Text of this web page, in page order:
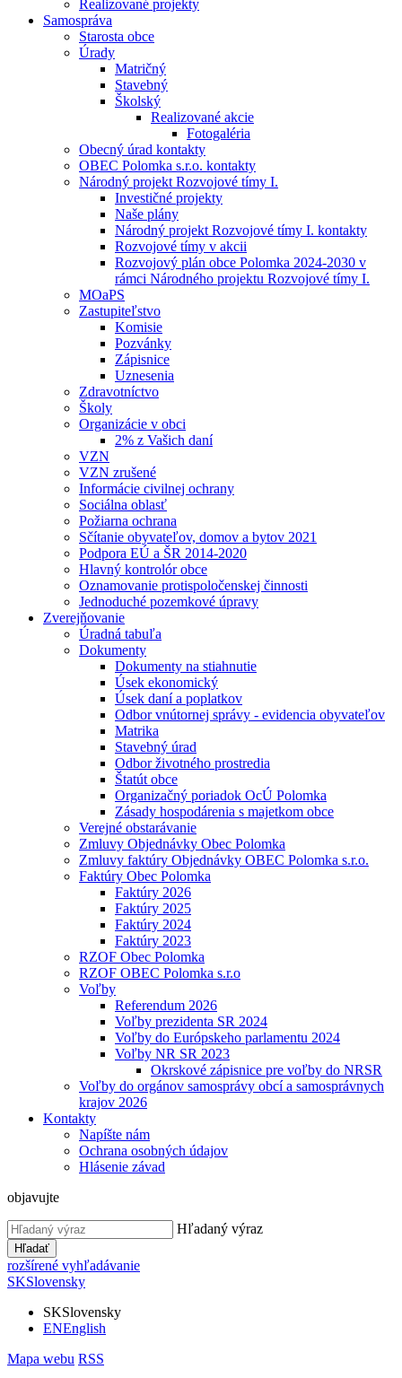
Realizované projekty
Samospráva
Starosta obce
Úrady
Matričný
Stavebný
Školský
Realizované akcie
Fotogaléria
Obecný úrad kontakty
OBEC Polomka s.r.o. kontakty
Národný projekt Rozvojové tímy I.
Investičné projekty
Naše plány
Národný projekt Rozvojové tímy I. kontakty
Rozvojové tímy v akcii
Rozvojový plán obce Polomka 2024-2030 v
rámci Národného projektu Rozvojové tímy I.
MOaPS
Zastupiteľstvo
Komisie
Pozvánky
Zápisnice
Uznesenia
Zdravotníctvo
Školy
Organizácie v obci
2% z Vašich daní
VZN
VZN zrušené
Informácie civilnej ochrany
Sociálna oblasť
Požiarna ochrana
Sčítanie obyvateľov, domov a bytov 2021
Podpora EÚ a ŠR 2014-2020
Hlavný kontrolór obce
Oznamovanie protispoločenskej činnosti
Jednoduché pozemkové úpravy
Zverejňovanie
Úradná tabuľa
Dokumenty
Dokumenty na stiahnutie
Úsek ekonomický
Úsek daní a poplatkov
Odbor vnútornej správy - evidencia obyvateľov
Matrika
Stavebný úrad
Odbor životného prostredia
Štatút obce
Organizačný poriadok OcÚ Polomka
Zásady hospodárenia s majetkom obce
Verejné obstarávanie
Zmluvy Objednávky Obec Polomka
Zmluvy faktúry Objednávky OBEC Polomka s.r.o.
Faktúry Obec Polomka
Faktúry 2026
Faktúry 2025
Faktúry 2024
Faktúry 2023
RZOF Obec Polomka
RZOF OBEC Polomka s.r.o
Voľby
Referendum 2026
Voľby prezidenta SR 2024
Voľby do Európskeho parlamentu 2024
Voľby NR SR 2023
Okrskové zápisnice pre voľby do NRSR
Voľby do orgánov samosprávy obcí a samosprávnych
krajov 2026
Kontakty
Napíšte nám
Ochrana osobných údajov
Hlásenie závad
objavujte
Hľadaný výraz
Hľadať
rozšírené vyhľadávanie
SKSlovensky
SKSlovensky
ENEnglish
Mapa webu RSS